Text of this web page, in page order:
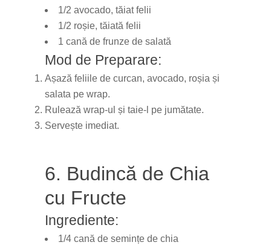
1/2 avocado, tăiat felii
1/2 roșie, tăiată felii
1 cană de frunze de salată
Mod de Preparare:
Așază feliile de curcan, avocado, roșia și
salata pe wrap.
Rulează wrap-ul și taie-l pe jumătate.
Servește imediat.
6. Budincă de Chia
cu Fructe
Ingrediente:
1/4 cană de semințe de chia